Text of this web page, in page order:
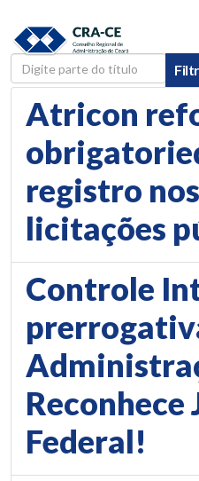
Digite parte do título
Atricon
registro
licitações
Controle
Reconhece
Federal!